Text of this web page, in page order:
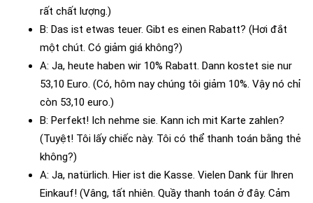
rất chất lượng.)
B: Das ist etwas teuer. Gibt es einen Rabatt? (Hơi đắt
một chút. Có giảm giá không?)
A: Ja, heute haben wir 10% Rabatt. Dann kostet sie nur
53,10 Euro. (Có, hôm nay chúng tôi giảm 10%. Vậy nó chỉ
còn 53,10 euro.)
B: Perfekt! Ich nehme sie. Kann ich mit Karte zahlen?
(Tuyệt! Tôi lấy chiếc này. Tôi có thể thanh toán bằng thẻ
không?)
A: Ja, natürlich. Hier ist die Kasse. Vielen Dank für Ihren
Einkauf! (Vâng, tất nhiên. Quầy thanh toán ở đây. Cảm